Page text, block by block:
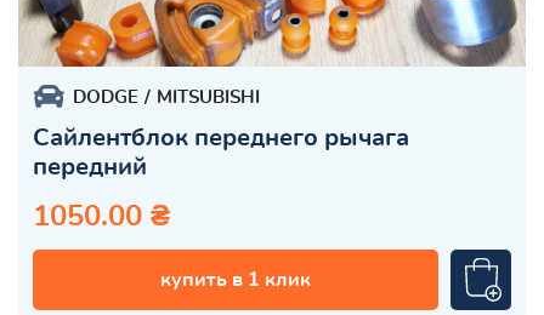
DODGE MITSUBISHI
Сайлентблок переднего рычага
передний
1050.00 ₴
купить в 1 клик